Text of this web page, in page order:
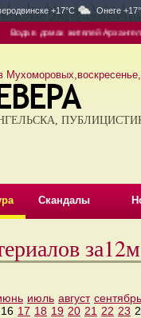
+17°C Онеге
Вода в домах жителей
Скандалы
июль август сентябрь
16 17 18 19 20 21 22 23